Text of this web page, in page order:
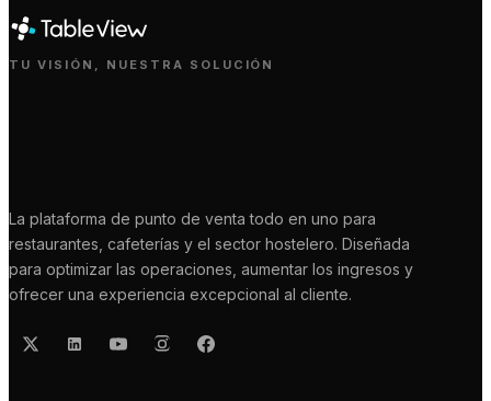
TU VISIÓN, NUESTRA SOLUCIÓN
La plataforma de punto de venta todo en uno para
restaurantes, cafeterías y el sector hostelero. Diseñada
para optimizar las operaciones, aumentar los ingresos y
ofrecer una experiencia excepcional al cliente.